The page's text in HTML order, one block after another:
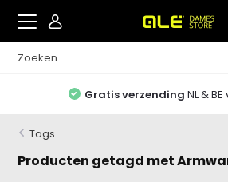
Gratis verzending NL &
Tags
Producten getagd met